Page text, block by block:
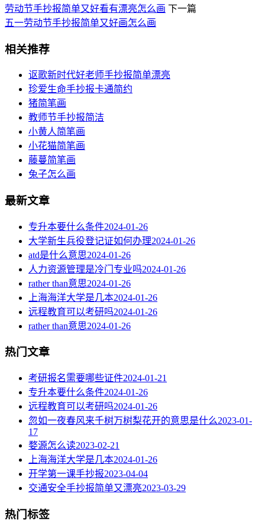
劳动节手抄报简单又好看有漂亮怎么画 下一篇
五一劳动节手抄报简单又好画怎么画
相关推荐
讴歌新时代好老师手抄报简单漂亮
珍爱生命手抄报卡通简约
猪简笔画
教师节手抄报简洁
小黄人简笔画
小花猫简笔画
藤蔓简笔画
兔子怎么画
最新文章
专升本要什么条件2024-01-26
大学新生兵役登记证如何办理2024-01-26
atd是什么意思2024-01-26
人力资源管理是冷门专业吗2024-01-26
rather than意思2024-01-26
上海海洋大学是几本2024-01-26
远程教育可以考研吗2024-01-26
rather than意思2024-01-26
热门文章
考研报名需要哪些证件2024-01-21
专升本要什么条件2024-01-26
远程教育可以考研吗2024-01-26
忽如一夜春风来千树万树梨花开的意思是什么2023-01-
17
婺源怎么读2023-02-21
上海海洋大学是几本2024-01-26
开学第一课手抄报2023-04-04
交通安全手抄报简单又漂亮2023-03-29
热门标签